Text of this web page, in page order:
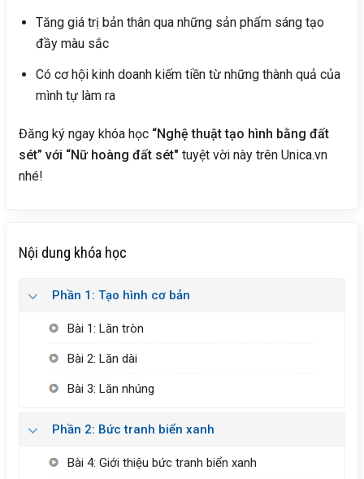
Tăng giá trị bản thân qua những sản phẩm sáng tạo
đầy màu sắc
Có cơ hội kinh doanh kiếm tiền từ những thành quả của
mình tự làm ra
Đăng ký ngay khóa học “Nghệ thuật tạo hình bằng đất
sét” với “Nữ hoàng đất sét" tuyệt vời này trên Unica.vn
nhé!
Nội dung khóa học
Phần 1: Tạo hình cơ bản
Bài 1: Lăn tròn
Bài 2: Lăn dài
Bài 3: Lăn nhúng
Phần 2: Bức tranh biển xanh
Bài 4: Giới thiệu bức tranh biển xanh